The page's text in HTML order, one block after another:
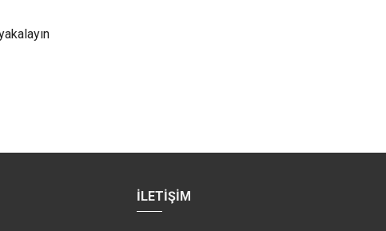
İLETIŞIM